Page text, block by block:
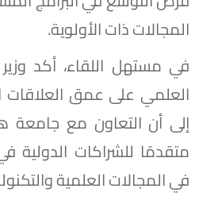
المجالات ذات الأولوية.
في مستهل اللقاء، أكد وزير
العلمي على عمق العلاقات
إلى أن التعاون مع جامعة
متقدمًا للشراكات الدولية
في المجالات العلمية